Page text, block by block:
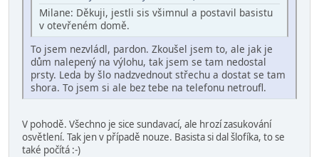
Milane: Děkuji, jestli sis všimnul a postavil basistu
v otevřeném domě.
To jsem nezvládl, pardon. Zkoušel jsem to, ale jak je
dům nalepený na výlohu, tak jsem se tam nedostal
prsty. Leda by šlo nadzvednout střechu a dostat se tam
shora. To jsem si ale bez tebe na telefonu netroufl.
V pohodě. Všechno je sice sundavací, ale hrozí zasukování
osvětlení. Tak jen v případě nouze. Basista si dal šlofíka, to se
také počítá :-)